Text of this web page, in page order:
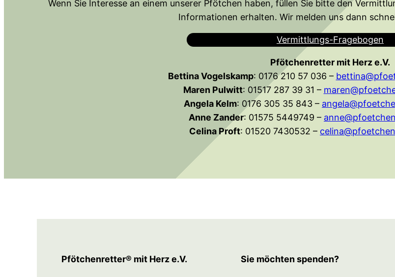
Wenn Sie Interesse an einem unserer Pfötchen haben, füllen Sie bitte den
Informationen erhalten. Wir melden uns dann
Vermittlungs-Fragebogen
Pfötchenretter mit Herz e.V.
Bettina Vogelskamp: 0176 210 57 036 –
Maren Pulwitt: 01517 287 39 31 –
Angela Kelm: 0176 305 35 843 –
Anne Zander: 01575 5449749 –
Celina Proft: 01520 7430532 –
Pfötchenretter® mit Herz e.V. Sie möchten spenden?